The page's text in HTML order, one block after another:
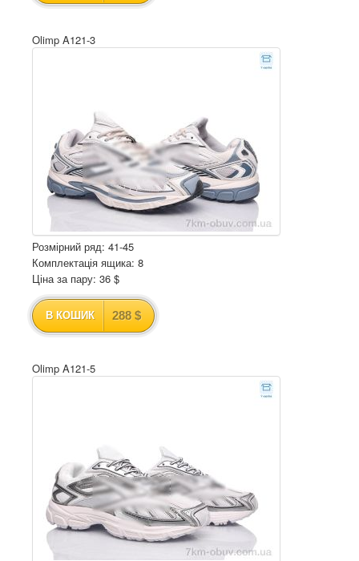
Olimp A121-3
Розмірний ряд: 41-45
Комплектація ящика: 8
Ціна за пару: 36 $
В КОШИК 288 $
Olimp A121-5